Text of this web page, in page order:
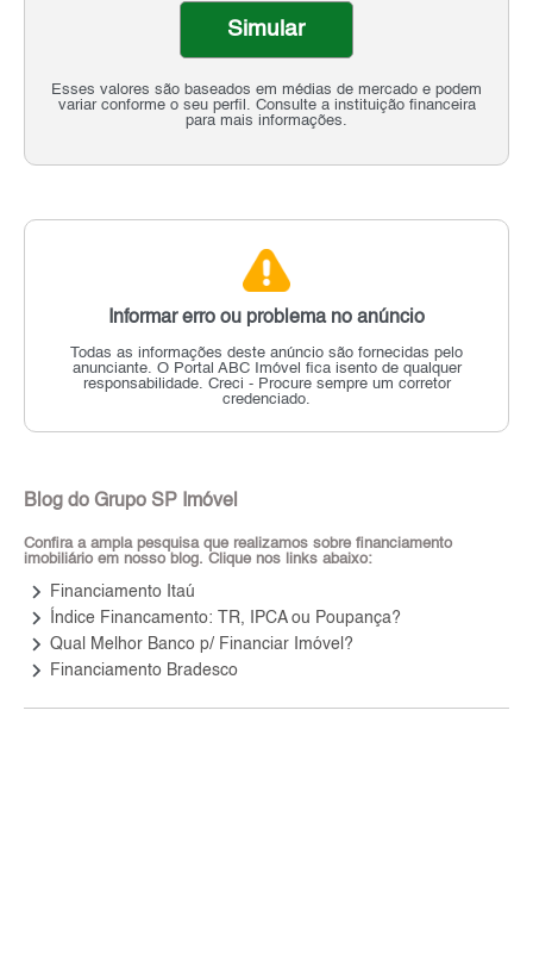
Esses valores são baseados em médias de mercado e podem
variar conforme o seu perfil. Consulte a instituição financeira
para mais informações.
Simular
Informar erro ou problema no anúncio
Todas as informações deste anúncio são fornecidas pelo
anunciante. O Portal ABC Imóvel fica isento de qualquer
responsabilidade. Creci - Procure sempre um corretor
credenciado.
Blog do Grupo SP Imóvel
Confira a ampla pesquisa que realizamos sobre financiamento
imobiliário em nosso blog. Clique nos links abaixo:
keyboard_arrow_right Financiamento Itaú
keyboard_arrow_right Índice Financamento: TR, IPCA ou Poupança?
keyboard_arrow_right Qual Melhor Banco p/ Financiar Imóvel?
keyboard_arrow_right Financiamento Bradesco